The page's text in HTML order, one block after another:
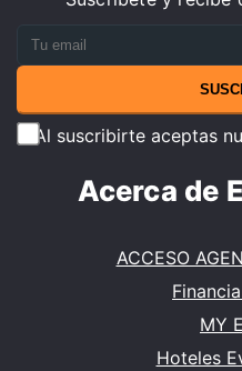
Al suscribirte aceptas
Acerca de
ACCESO
MY
Hoteles